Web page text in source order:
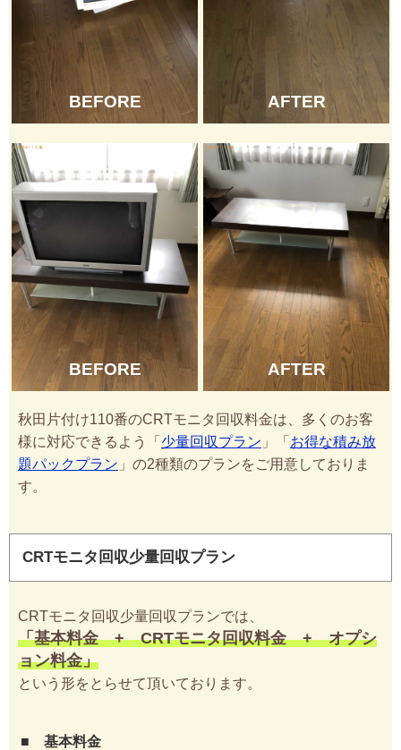
BEFORE AFTER
BEFORE AFTER
秋田片付け110番のCRTモニタ回収料金は、多くのお客
様に対応できるよう「 少量回収プラン 」「 お得な積み放
題パックプラン 」の2種類のプランをご用意しておりま
す。
CRTモニタ回収少量回収プラン
CRTモニタ回収少量回収プランでは、
「基本料金 + CRTモニタ回収料金 + オプシ
ョン料金」
という形をとらせて頂いております。
■ 基本料金